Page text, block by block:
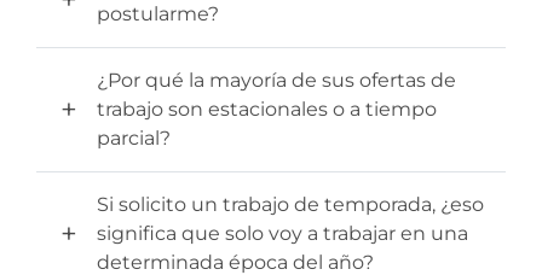
postularme?
¿Por qué la mayoría de sus ofertas de
trabajo son estacionales o a tiempo
parcial?
Si solicito un trabajo de temporada, ¿eso
significa que solo voy a trabajar en una
determinada época del año?